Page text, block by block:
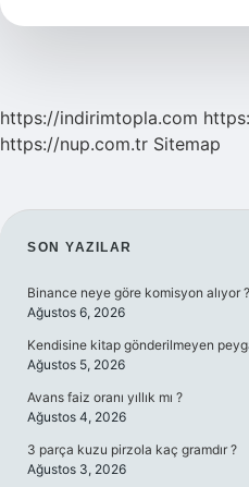
Hangisi
https://indirimtopla.com
https://nup.com.tr Sitemap
SIDEBAR
SON YAZILAR
Binance neye göre komisyon alıyor ?
Ağustos 6, 2026
Kendisine kitap gönderilmeyen
Ağustos 5, 2026
Avans faiz oranı yıllık mı ?
Ağustos 4, 2026
3 parça kuzu pirzola kaç gramdır ?
Ağustos 3, 2026